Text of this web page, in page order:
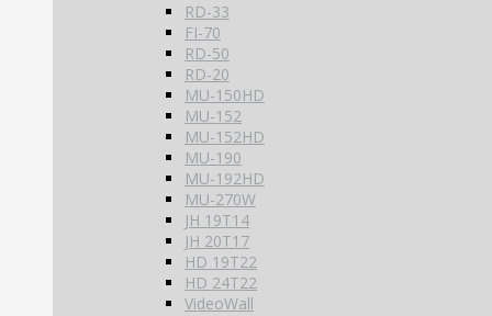
RD-33
FI-70
RD-50
RD-20
MU-150HD
MU-152
MU-152HD
MU-190
MU-192HD
MU-270W
JH 19T14
JH 20T17
HD 19T22
HD 24T22
VideoWall